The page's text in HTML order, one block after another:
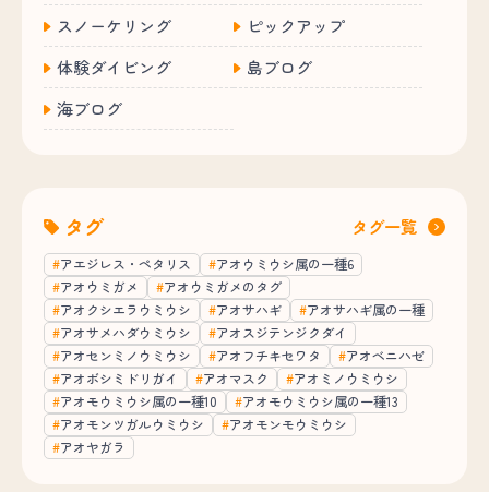
スノーケリング
ピックアップ
体験ダイビング
島ブログ
海ブログ
タグ タグ一覧
アエジレス・ペタリス
アオウミウシ属の一種6
アオウミガメ
アオウミガメのタグ
アオクシエラウミウシ
アオサハギ
アオサハギ属の一種
アオサメハダウミウシ
アオスジテンジクダイ
アオセンミノウミウシ
アオフチキセワタ
アオベニハゼ
アオボシミドリガイ
アオマスク
アオミノウミウシ
アオモウミウシ属の一種10
アオモウミウシ属の一種13
アオモンツガルウミウシ
アオモンモウミウシ
アオヤガラ